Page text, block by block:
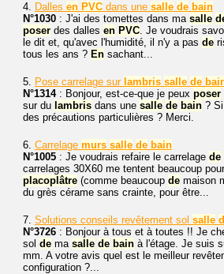
4. Dalles en PVC dans une salle de bain
N°1030 : J'ai des tomettes dans ma salle
poser des dalles en PVC. Je voudrais
le dit et, qu'avec l'humidité, il n'y a pas de
tous les ans ? En sachant...
5. Pose carrelage sur lambris salle de
N°1314: Bonjour, est-ce-que je peux poser
sur du lambris dans une salle de bain ?
des précautions particulières ? Merci.
6. Carrelage murs salle de bain
N°1005 : Je voudrais refaire le carrelage de
carrelages 30X60 me tentent beaucoup
placoplâtre (comme beaucoup de maison
du grès cérame sans crainte, pour être...
7. Solutions conseils revêtement sol salle
N°3726 : Bonjour à tous et à toutes !! Je
sol de ma salle de bain à l'étage. Je suis
mm. A votre avis quel est le meilleur
configuration ?...